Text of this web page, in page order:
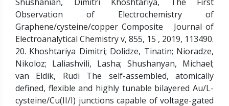
Observation of Electrochemistry of
Graphene/cysteine/copper Composite Journal of
Electroanalytical Chemistry v, 855, 15 , 2019, 113490.
20. Khoshtariya Dimitri; Dolidze, Tinatin; Nioradze,
Nikoloz; Laliashvili, Lasha; Shushanyan, Michael;
van Eldik, Rudi The self-assembled, atomically
defined, flexible and highly tunable bilayered Au/L-
cysteine/Cu(II/I) junctions capable of voltage-gated